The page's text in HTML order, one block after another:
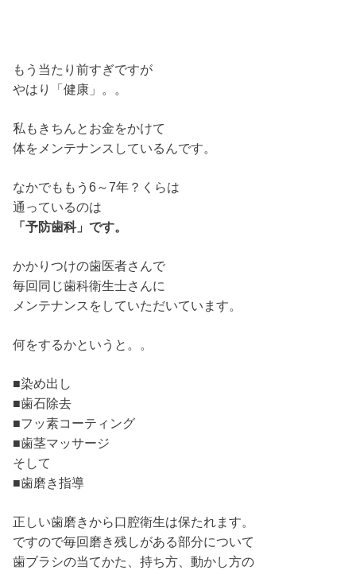
もう当たり前すぎですが
やはり「健康」。。
私もきちんとお金をかけて
体をメンテナンスしているんです。
なかでももう6～7年？くらは
通っているのは
「予防歯科」です。
かかりつけの歯医者さんで
毎回同じ歯科衛生士さんに
メンテナンスをしていただいています。
何をするかというと。。
■染め出し
■歯石除去
■フッ素コーティング
■歯茎マッサージ
そして
■歯磨き指導
正しい歯磨きから口腔衛生は保たれます。
ですので毎回磨き残しがある部分について
歯ブラシの当てかた、持ち方、動かし方の